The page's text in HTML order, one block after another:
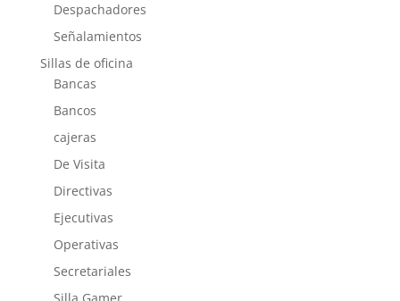
Despachadores
Señalamientos
Sillas de oficina
Bancas
Bancos
cajeras
De Visita
Directivas
Ejecutivas
Operativas
Secretariales